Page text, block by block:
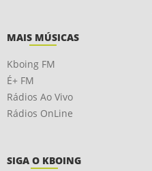
MAIS MÚSICAS
Kboing FM
É+ FM
Rádios Ao Vivo
Rádios OnLine
SIGA O KBOING